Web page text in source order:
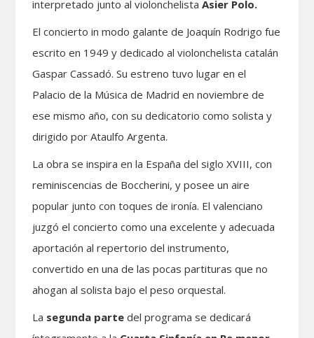
interpretado junto al violonchelista Asier Polo.
El concierto in modo galante de Joaquín Rodrigo fue
escrito en 1949 y dedicado al violonchelista catalán
Gaspar Cassadó. Su estreno tuvo lugar en el
Palacio de la Música de Madrid en noviembre de
ese mismo año, con su dedicatorio como solista y
dirigido por Ataulfo Argenta.
La obra se inspira en la España del siglo XVIII, con
reminiscencias de Boccherini, y posee un aire
popular junto con toques de ironía. El valenciano
juzgó el concierto como una excelente y adecuada
aportación al repertorio del instrumento,
convertido en una de las pocas partituras que no
ahogan al solista bajo el peso orquestal.
La segunda parte del programa se dedicará